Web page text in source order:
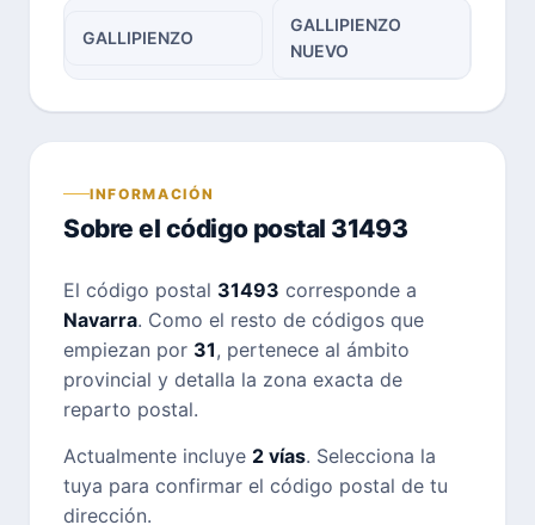
GALLIPIENZO
GALLIPIENZO
NUEVO
INFORMACIÓN
Sobre el código postal 31493
El código postal 31493 corresponde a
Navarra. Como el resto de códigos que
empiezan por 31, pertenece al ámbito
provincial y detalla la zona exacta de
reparto postal.
Actualmente incluye 2 vías. Selecciona la
tuya para confirmar el código postal de tu
dirección.